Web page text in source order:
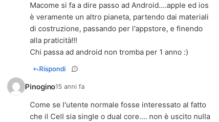
Macome si fa a dire passo ad Android....apple ed ios
è veramente un altro pianeta, partendo dai materiali
di costruzione, passando per l'appstore, e finendo
alla praticità!!!
Chi passa ad android non tromba per 1 anno :)
Rispondi
Pinogino15 anni fa
Come se l'utente normale fosse interessato al fatto
che il Cell sia single o dual core.... non è uscito nulla